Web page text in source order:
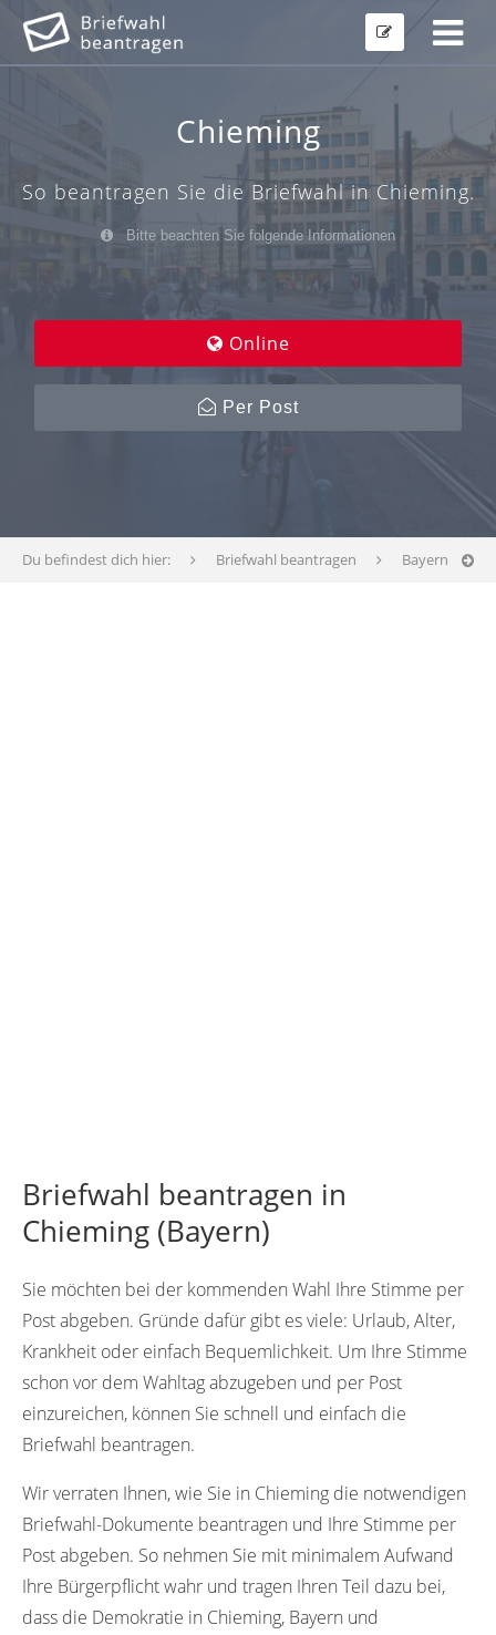
Chieming
So beantragen Sie die Briefwahl in Chieming.
Bitte beachten Sie folgende Informationen
Online
Per Post
Du befindest dich hier: Briefwahl beantragen Bayern
Briefwahl beantragen in
Chieming (Bayern)
Sie möchten bei der kommenden Wahl Ihre Stimme per
Post abgeben. Gründe dafür gibt es viele: Urlaub, Alter,
Krankheit oder einfach Bequemlichkeit. Um Ihre Stimme
schon vor dem Wahltag abzugeben und per Post
einzureichen, können Sie schnell und einfach die
Briefwahl beantragen.
Wir verraten Ihnen, wie Sie in Chieming die notwendigen
Briefwahl-Dokumente beantragen und Ihre Stimme per
Post abgeben. So nehmen Sie mit minimalem Aufwand
Ihre Bürgerpflicht wahr und tragen Ihren Teil dazu bei,
dass die Demokratie in Chieming, Bayern und